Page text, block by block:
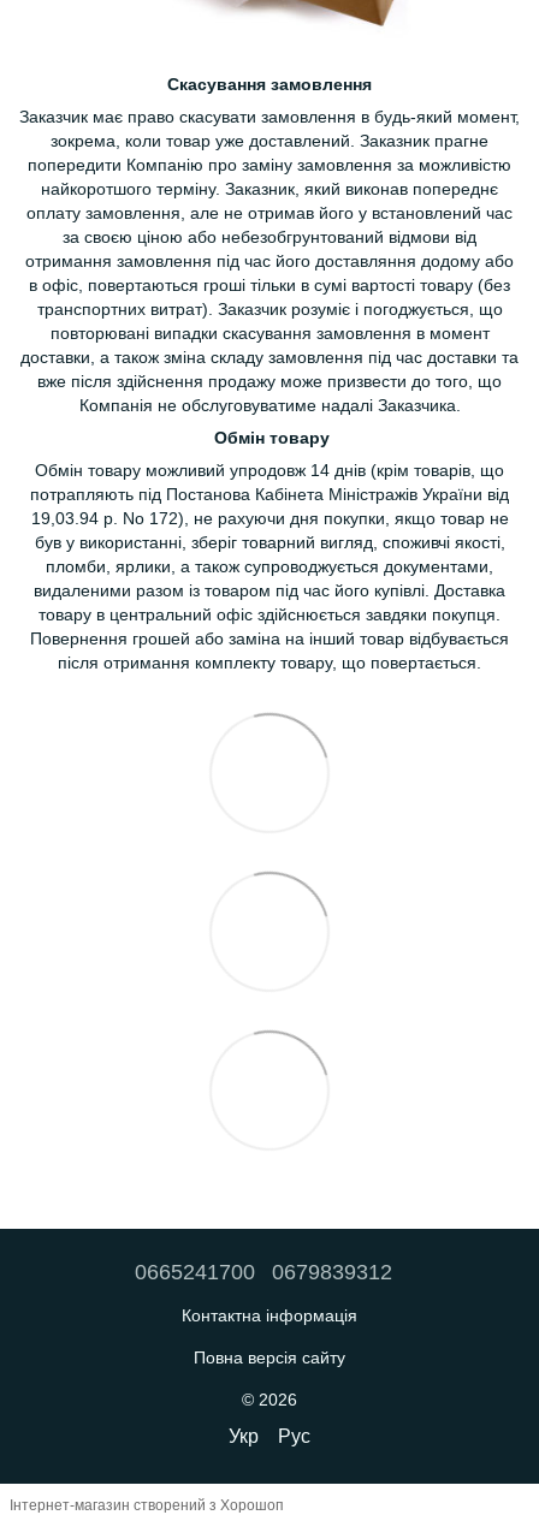
Скасування замовлення
Заказчик має право скасувати замовлення в будь-який момент,
зокрема, коли товар уже доставлений. Заказник прагне
попередити Компанію про заміну замовлення за можливістю
найкоротшого терміну. Заказник, який виконав попереднє
оплату замовлення, але не отримав його у встановлений час
за своєю ціною або небезобгрунтований відмови від
отримання замовлення під час його доставляння додому або
в офіс, повертаються гроші тільки в сумі вартості товару (без
транспортних витрат). Заказчик розуміє і погоджується, що
повторювані випадки скасування замовлення в момент
доставки, а також зміна складу замовлення під час доставки та
вже після здійснення продажу може призвести до того, що
Компанія не обслуговуватиме надалі Заказчика.
Обмін товару
Обмін товару можливий упродовж 14 днів (крім товарів, що
потрапляють під Постанова Кабінета Міністражів України від
19,03.94 р. No 172), не рахуючи дня покупки, якщо товар не
був у використанні, зберіг товарний вигляд, споживчі якості,
пломби, ярлики, а також супроводжується документами,
видаленими разом із товаром під час його купівлі. Доставка
товару в центральний офіс здійснюється завдяки покупця.
Повернення грошей або заміна на інший товар відбувається
після отримання комплекту товару, що повертається.
0665241700 0679839312
Контактна інформація
Повна версія сайту
© 2026
Укр Рус
Інтернет-магазин створений з Хорошоп